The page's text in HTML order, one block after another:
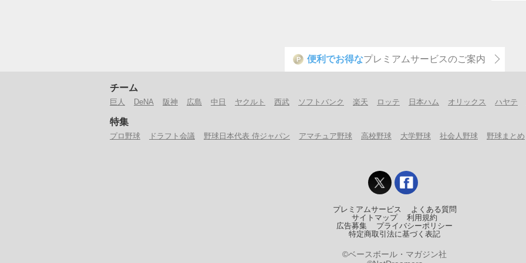
P 便利でお得なプレミアムサービスのご案内
チーム
巨人 DeNA 阪神 広島 中日 ヤクルト 西武 ソフトバンク 楽天 ロッテ 日本ハム オリックス ハヤテ
特集
プロ野球 ドラフト会議 野球日本代表 侍ジャパン アマチュア野球 高校野球 大学野球 社会人野球 野球まとめ
プレミアムサービス
よくある質問
サイトマップ
利用規約
広告募集
プライバシーポリシー
特定商取引法に基づく表記
©ベースボール・マガジン社